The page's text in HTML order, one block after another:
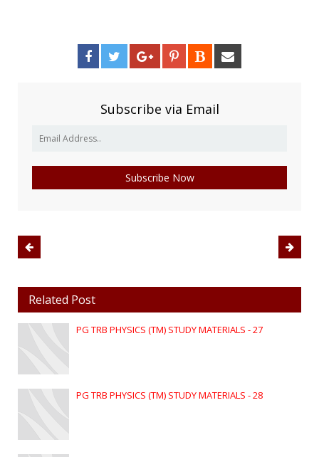
Subscribe via Email
Related Post
PG TRB PHYSICS (TM) STUDY MATERIALS - 27
PG TRB PHYSICS (TM) STUDY MATERIALS - 28